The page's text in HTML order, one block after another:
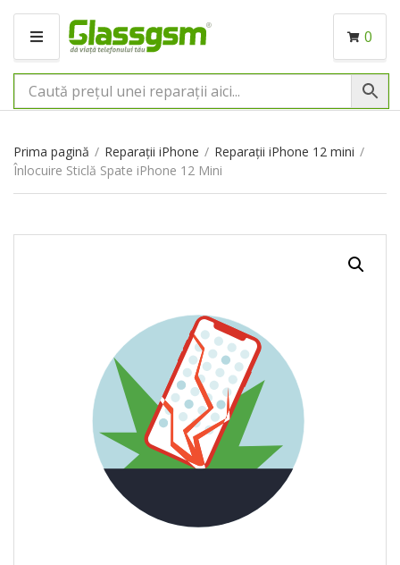
M
N
I
0
Prima pagină / Reparații iPhone / Reparații iPhone 12 mini /
Înlocuire Sticlă Spate iPhone 12 Mini